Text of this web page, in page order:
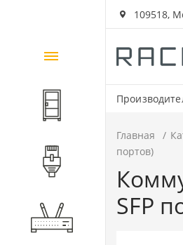
109518,
Каталог
товаров
Шкафы и стойки
Компоненты СКС
Активное
Главная
портов)
SFP